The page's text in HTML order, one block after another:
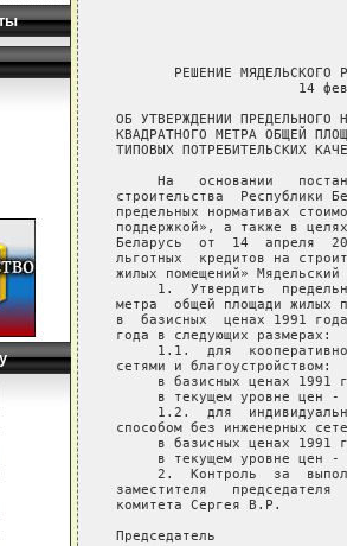
РЕШЕНИЕ МЯДЕЛЬСКОГО
14
ОБ УТВЕРЖДЕНИИ ПРЕДЕЛЬНОГО
КВАДРАТНОГО МЕТРА ОБЩЕЙ
ТИПОВЫХ ПОТРЕБИТЕЛЬСКИХ
На   основании
строительства
предельных нормативах
поддержкой», а также в
Беларусь  от  14  апреля
льготных  кредитов на
жилых помещений»
1.  Утвердить
метра  общей площади жилых
в  базисных  ценах 1991
года в следующих размерах:
1.1.  для
сетями и благоустройством:
в базисных ценах 1991
в текущем уровне цен -
1.2.  для
способом без инженерных
в базисных ценах 1991
в текущем уровне цен -
2.  Контроль  за
заместителя   председателя
комитета Сергея В.Р.
Председатель